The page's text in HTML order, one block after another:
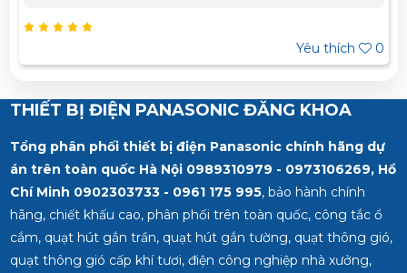
332 980
Yêu thích
0
THIẾT BỊ ĐIỆN PANASONIC ĐĂNG KHOA
Tổng phân phối thiết bị điện Panasonic chính hãng dự
án trên toàn quốc Hà Nội 0989310979 - 0973106269, Hồ
Chí Minh 0902303733 - 0961 175 995, bảo hành chính
hãng, chiết khấu cao, phân phối trên toàn quốc, công tắc ổ
cắm, quạt hút gắn trần, quạt hút gắn tường, quạt thông gió,
quạt thông gió cấp khí tươi, điện công nghiệp nhà xưởng,